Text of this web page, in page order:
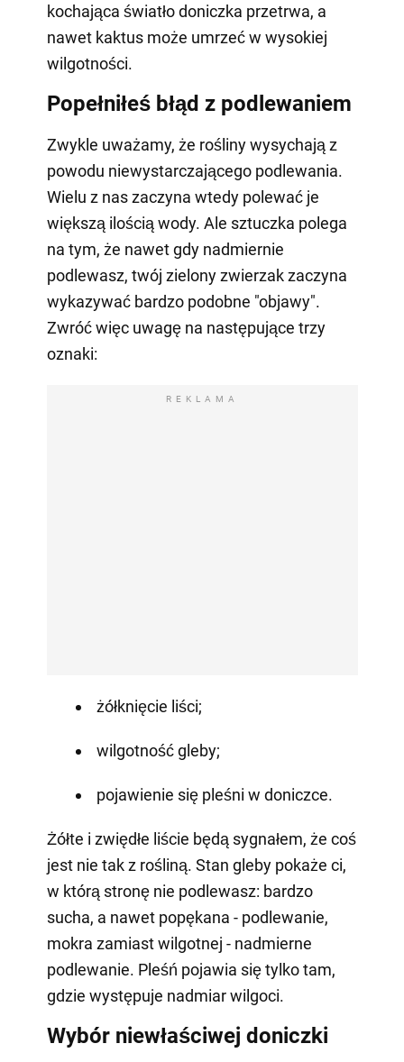
kochająca światło doniczka przetrwa, a
nawet kaktus może umrzeć w wysokiej
wilgotności.
Popełniłeś błąd z podlewaniem
Zwykle uważamy, że rośliny wysychają z
powodu niewystarczającego podlewania.
Wielu z nas zaczyna wtedy polewać je
większą ilością wody. Ale sztuczka polega
na tym, że nawet gdy nadmiernie
podlewasz, twój zielony zwierzak zaczyna
wykazywać bardzo podobne "objawy".
Zwróć więc uwagę na następujące trzy
oznaki:
REKLAMA
żółknięcie liści;
wilgotność gleby;
pojawienie się pleśni w doniczce.
Żółte i zwiędłe liście będą sygnałem, że coś
jest nie tak z rośliną. Stan gleby pokaże ci,
w którą stronę nie podlewasz: bardzo
sucha, a nawet popękana - podlewanie,
mokra zamiast wilgotnej - nadmierne
podlewanie. Pleśń pojawia się tylko tam,
gdzie występuje nadmiar wilgoci.
Wybór niewłaściwej doniczki